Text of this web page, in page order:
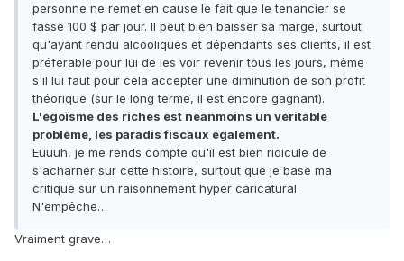
personne ne remet en cause le fait que le tenancier se
fasse 100 $ par jour. Il peut bien baisser sa marge, surtout
qu'ayant rendu alcooliques et dépendants ses clients, il est
préférable pour lui de les voir revenir tous les jours, même
s'il lui faut pour cela accepter une diminution de son profit
théorique (sur le long terme, il est encore gagnant).
L'égoïsme des riches est néanmoins un véritable
problème, les paradis fiscaux également.
Euuuh, je me rends compte qu'il est bien ridicule de
s'acharner sur cette histoire, surtout que je base ma
critique sur un raisonnement hyper caricatural.
N'empêche…
Vraiment grave…